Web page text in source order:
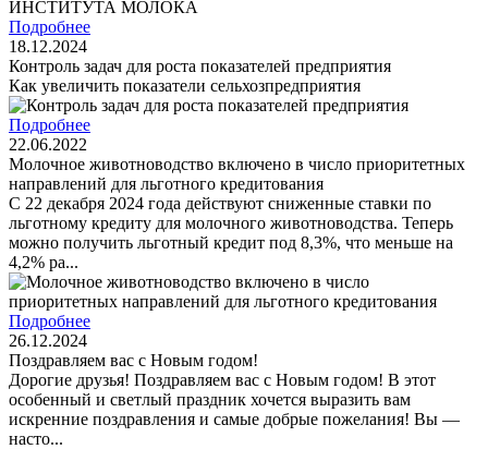
Подробнее
18.12.2024
Контроль задач для роста показателей предприятия
Как увеличить показатели сельхозпредприятия
Подробнее
22.06.2022
Молочное животноводство включено в число приоритетных
направлений для льготного кредитования
С 22 декабря 2024 года действуют сниженные ставки по
льготному кредиту для молочного животноводства. Теперь
можно получить льготный кредит под 8,3%, что меньше на
4,2% ра...
Подробнее
26.12.2024
Поздравляем вас с Новым годом!
Дорогие друзья! Поздравляем вас с Новым годом! В этот
особенный и светлый праздник хочется выразить вам
искренние поздравления и самые добрые пожелания! Вы —
насто...